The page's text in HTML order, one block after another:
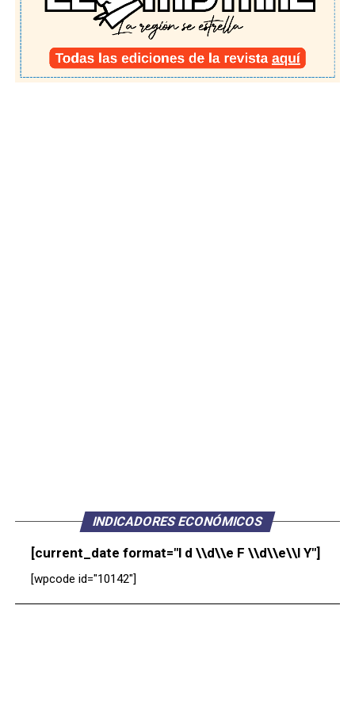
INDICADORES ECONÓMICOS
[current_date format="l d \\d\\e F \\d\\e\\l Y"]
[wpcode id="10142"]